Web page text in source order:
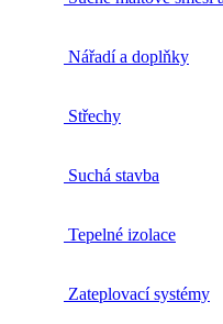
Nářadí a doplňky
Střechy
Suchá stavba
Tepelné izolace
Zateplovací systémy